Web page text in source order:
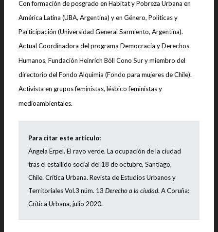
Con formación de posgrado en Habitat y Pobreza Urbana en
América Latina (UBA, Argentina) y en Género, Políticas y
Participación (Universidad General Sarmiento, Argentina).
Actual Coordinadora del programa Democracia y Derechos
Humanos, Fundación Heinrich Böll Cono Sur y miembro del
directorio del Fondo Alquimia (Fondo para mujeres de Chile).
Activista en grupos feministas, lésbico feministas y
medioambientales.
Para citar este artículo:
Ángela Erpel. El rayo verde. La ocupación de la ciudad
tras el estallido social del 18 de octubre, Santiago,
Chile. Crítica Urbana. Revista de Estudios Urbanos y
Territoriales Vol.3 núm. 13 Derecho a la ciudad. A Coruña:
Crítica Urbana, julio 2020.